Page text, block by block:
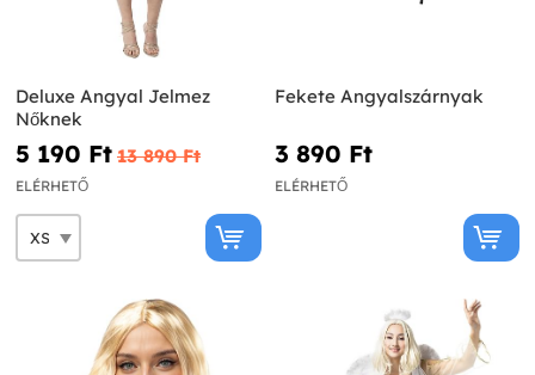
Deluxe Angyal Jelmez
Nőknek
5 190 Ft‎ 13 890 Ft‎
ELÉRHETŐ
Fekete Angyalszárnyak
3 890 Ft‎
ELÉRHETŐ